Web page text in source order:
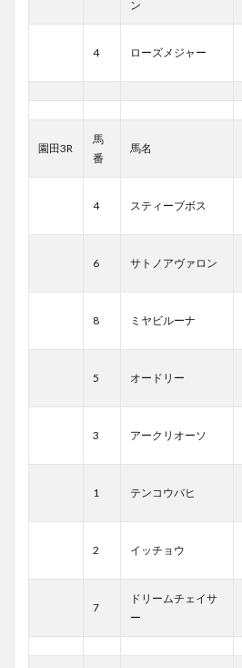
ン
4 ローズメジャー
園田3R
馬
番
馬名
4 スティーブボス
6 サトノアヴァロン
8 ミヤビルーナ
5 オードリー
3 アークリオーソ
1 テンコウバヒ
2 イッチョウ
7
ドリームチェイサ
ー